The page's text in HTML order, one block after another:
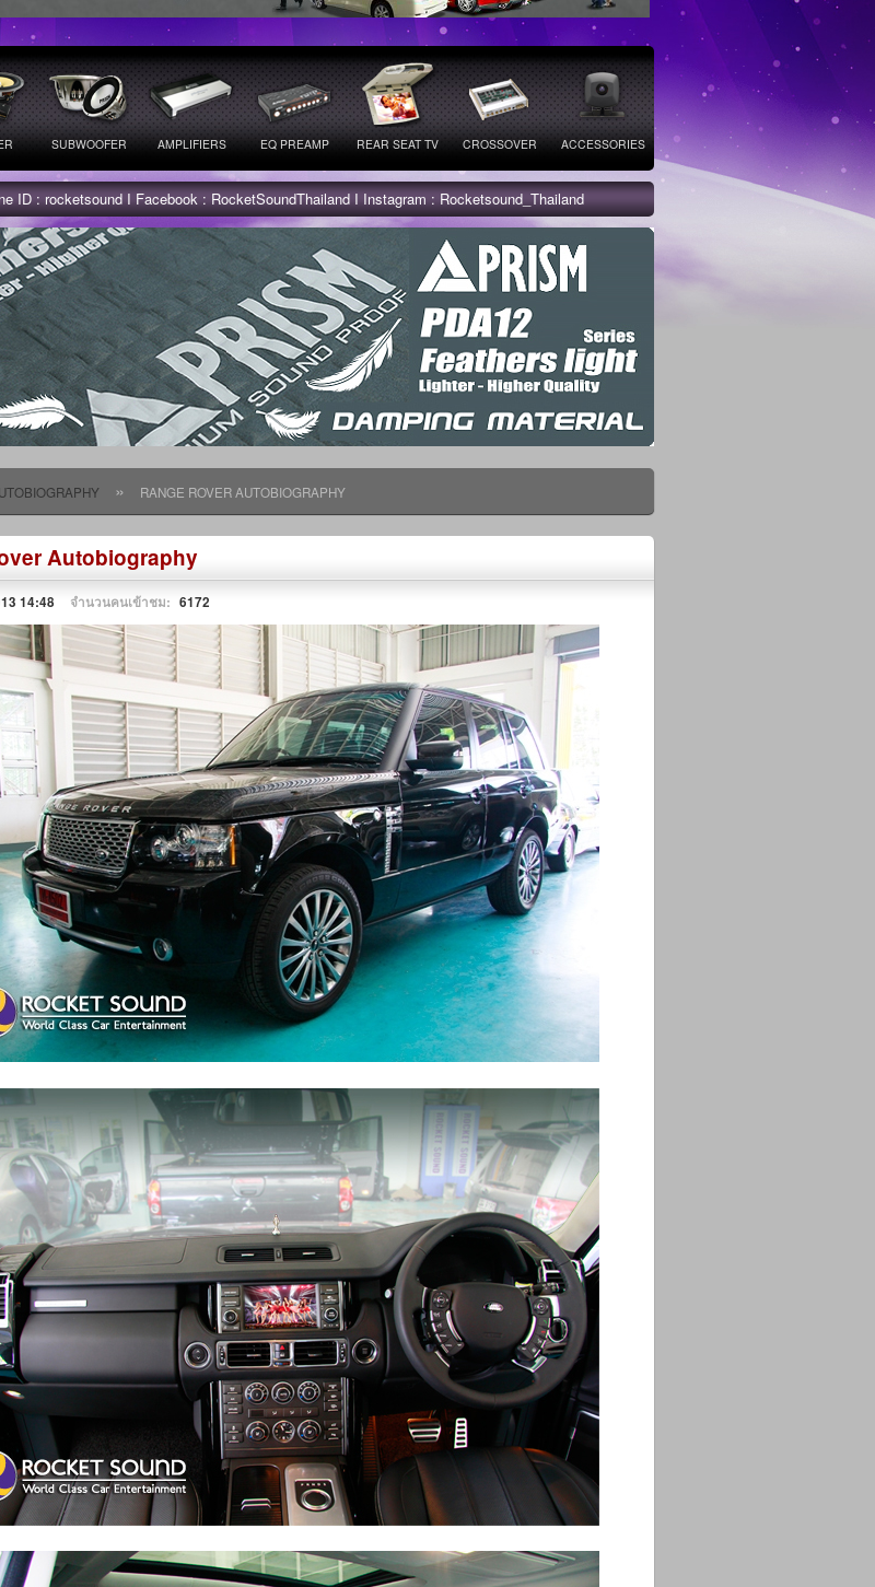
SUBWOOFER AMPLIFIERS EQ PREAMP REAR SEAT TV CROSSOVER ACCESSORIES
ID : rocketsound I Facebook : RocketSoundThailand I Instagram : Rocketsound_Thailand
» RANGE ROVER AUTOBIOGRAPHY
Autobiography
14:48 จำนวนคนเข้าชม: 6172